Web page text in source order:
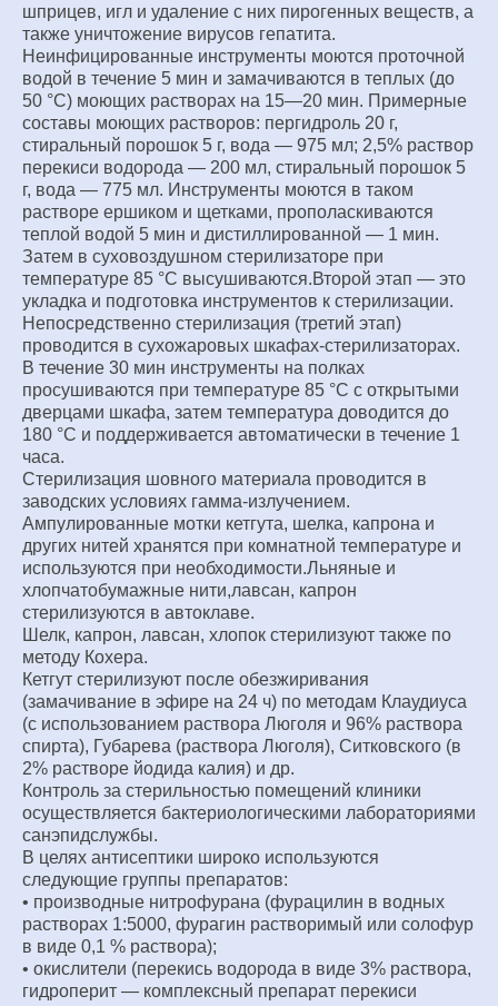
шприцев, игл и удаление с них пирогенных веществ, а
также уничтожение вирусов гепатита.
Неинфицированные инструменты моются проточной
водой в течение 5 мин и замачиваются в теплых (до
50 °С) моющих растворах на 15—20 мин. Примерные
составы моющих растворов: пергидроль 20 г,
стиральный порошок 5 г, вода — 975 мл; 2,5% раствор
перекиси водорода — 200 мл, стиральный порошок 5
г, вода — 775 мл. Инструменты моются в таком
растворе ершиком и щетками, прополаскиваются
теплой водой 5 мин и дистиллированной — 1 мин.
Затем в суховоздушном стерилизаторе при
температуре 85 °С высушиваются.Второй этап — это
укладка и подготовка инструментов к стерилизации.
Непосредственно стерилизация (третий этап)
проводится в сухожаровых шкафах-стерилизаторах.
В течение 30 мин инструменты на полках
просушиваются при температуре 85 °С с открытыми
дверцами шкафа, затем температура доводится до
180 °С и поддерживается автоматически в течение 1
часа.
Стерилизация шовного материала проводится в
заводских условиях гамма-излучением.
Ампулированные мотки кетгута, шелка, капрона и
других нитей хранятся при комнатной температуре и
используются при необходимости.Льняные и
хлопчатобумажные нити,лавсан, капрон
стерилизуются в автоклаве.
Шелк, капрон, лавсан, хлопок стерилизуют также по
методу Кохера.
Кетгут стерилизуют после обезжиривания
(замачивание в эфире на 24 ч) по методам Клаудиуса
(с использованием раствора Люголя и 96% раствора
спирта), Губарева (раствора Люголя), Ситковского (в
2% растворе йодида калия) и др.
Контроль за стерильностью помещений клиники
осуществляется бактериологическими лабораториями
санэпидслужбы.
В целях антисептики широко используются
следующие группы препаратов:
• производные нитрофурана (фурацилин в водных
растворах 1:5000, фурагин растворимый или солофур
в виде 0,1 % раствора);
• окислители (перекись водорода в виде 3% раствора,
гидроперит — комплексный препарат перекиси